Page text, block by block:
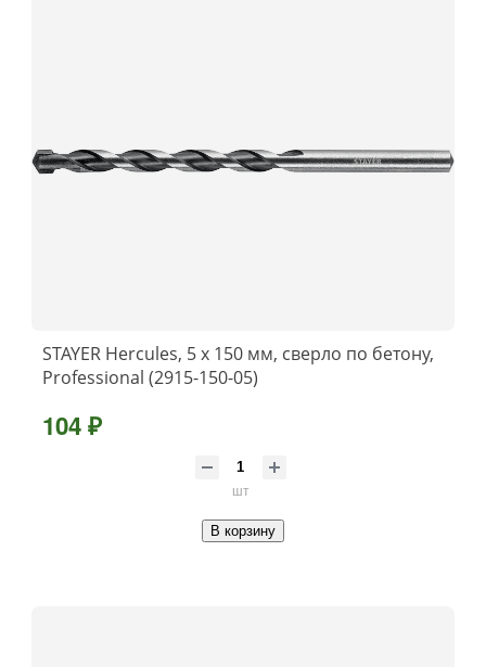
STAYER Hercules, 5 x 150 мм, cверло по бетону,
Professional (2915-150-05)
104 ₽
шт
В корзину